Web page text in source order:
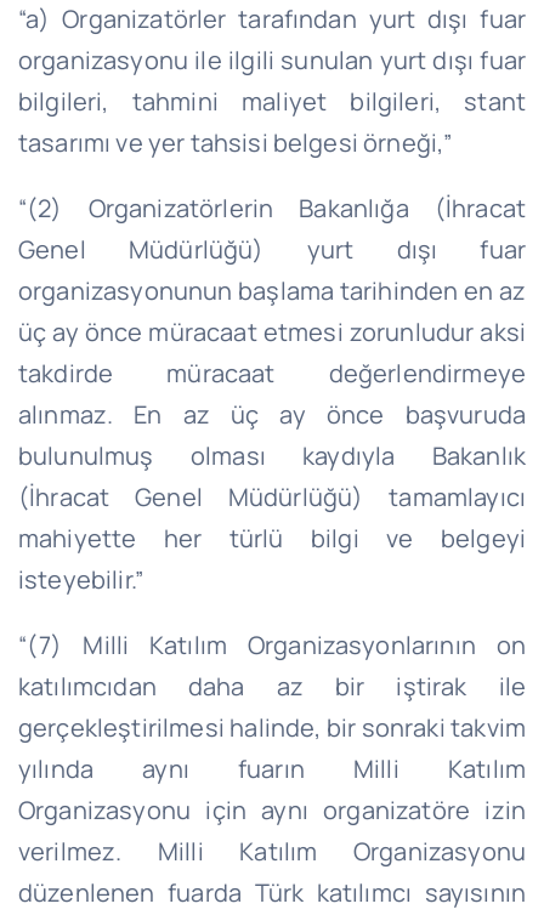
“a) Organizatörler tarafından yurt dışı fuar
organizasyonu ile ilgili sunulan yurt dışı fuar
bilgileri, tahmini maliyet bilgileri, stant
tasarımı ve yer tahsisi belgesi örneği,”
“(2) Organizatörlerin Bakanlığa (İhracat
Genel Müdürlüğü) yurt dışı fuar
organizasyonunun başlama tarihinden en az
üç ay önce müracaat etmesi zorunludur aksi
takdirde müracaat değerlendirmeye
alınmaz. En az üç ay önce başvuruda
bulunulmuş olması kaydıyla Bakanlık
(İhracat Genel Müdürlüğü) tamamlayıcı
mahiyette her türlü bilgi ve belgeyi
isteyebilir.”
“(7) Milli Katılım Organizasyonlarının on
katılımcıdan daha az bir iştirak ile
gerçekleştirilmesi halinde, bir sonraki takvim
yılında aynı fuarın Milli Katılım
Organizasyonu için aynı organizatöre izin
verilmez. Milli Katılım Organizasyonu
düzenlenen fuarda Türk katılımcı sayısının